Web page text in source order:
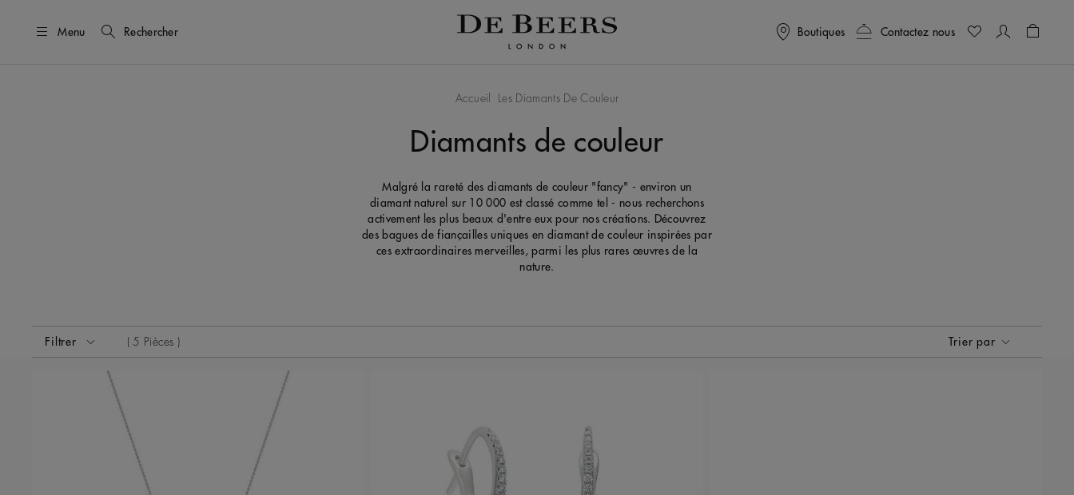
Menu Rechercher Boutiques Contactez nous
Accueil Les Diamants De Couleur
Diamants de couleur
Malgré la rareté des diamants de couleur "fancy" - environ un
diamant naturel sur 10 000 est classé comme tel - nous recherchons
activement les plus beaux d'entre eux pour nos créations. Découvrez
des bagues de fiançailles uniques en diamant de couleur inspirées par
ces extraordinaires merveilles, parmi les plus rares œuvres de la
nature.
Filtrer 5 Pièces Trier par
Trier par